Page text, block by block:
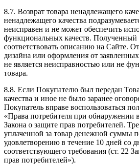
8.7. Возврат товара ненадлежащего
ненадлежащего качества
неисправен и не может обеспечить
функциональных качеств. Полученный
соответствовать описанию на Сайте.
дизайна или оформления от
не является неисправностью или не
товара.
8.8. Если Покупателю был передан
качества и иное не было заранее
Покупатель вправе воспользоваться
«Права потребителя при обнаружении
Закона о защите прав потребителей.
уплаченной за товар денежной суммы
удовлетворению в течение 10 дней со
соответствующего требования (ст. 22
прав потребителей»).